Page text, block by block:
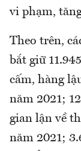
vi phạm,
Theo trên,
bắt giữ
cấm, hàng
năm 2021;
gian lận về
năm 2021;